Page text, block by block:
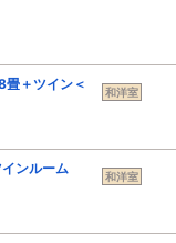
畳＋ツイン＜
和洋室
ンルーム
和洋室